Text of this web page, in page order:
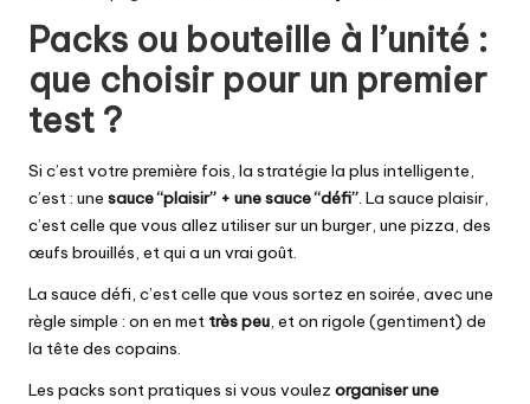
Packs ou bouteille à l’unité :
que choisir pour un premier
test ?
Si c’est votre première fois, la stratégie la plus intelligente,
c’est : une sauce “plaisir” + une sauce “défi”. La sauce plaisir,
c’est celle que vous allez utiliser sur un burger, une pizza, des
œufs brouillés, et qui a un vrai goût.
La sauce défi, c’est celle que vous sortez en soirée, avec une
règle simple : on en met très peu, et on rigole (gentiment) de
la tête des copains.
Les packs sont pratiques si vous voulez organiser une